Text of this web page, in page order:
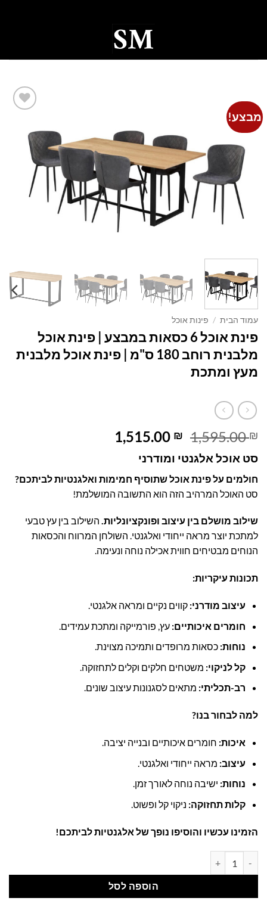
מבצע!
wishlist
עמוד הבית / פינות אוכל
פינת אוכל 6 כסאות במבצע | פינת אוכל
מלבנית רוחב 180 ס"מ | פינת אוכל מלבנית
מעץ ומתכת
1,595.00₪
המחיר
היה:
1,595.00 ₪.
1,515.00 ₪
1,515.00 ₪.
סט אוכל אלגנטי ומודרני
חולמים על פינת אוכל שתוסיף חמימות ואלגנטיות לביתכם?
סט האוכל המרהיב הזה הוא התשובה המושלמת!
שילוב מושלם בין עיצוב ופונקציונליות. השילוב בין עץ טבעי
למתכת יוצר מראה ייחודי ואלגנטי. השולחן המרווח והכסאות
הנוחים מבטיחים חווית אכילה נוחה ונעימה.
תכונות עיקריות:
עיצוב מודרני: קווים נקיים ומראה אלגנטי.
חומרים איכותיים: עץ, פורמייקה ומתכת עמידים.
נוחות: כסאות מרופדים ותמיכה מצוינת.
קל לניקוי: משטחים חלקים וקלים לתחזוקה.
רב-תכליתי: מתאים לסגנונות עיצוב שונים.
למה לבחור בנו?
איכות: חומרים איכותיים ובנייה יציבה.
עיצוב: מראה ייחודי ואלגנטי.
נוחות: ישיבה נוחה לאורך זמן.
קלות תחזוקה: ניקוי קל ופשוט.
הזמינו עכשיו והוסיפו נופך של אלגנטיות לביתכם!
הוספה לסל